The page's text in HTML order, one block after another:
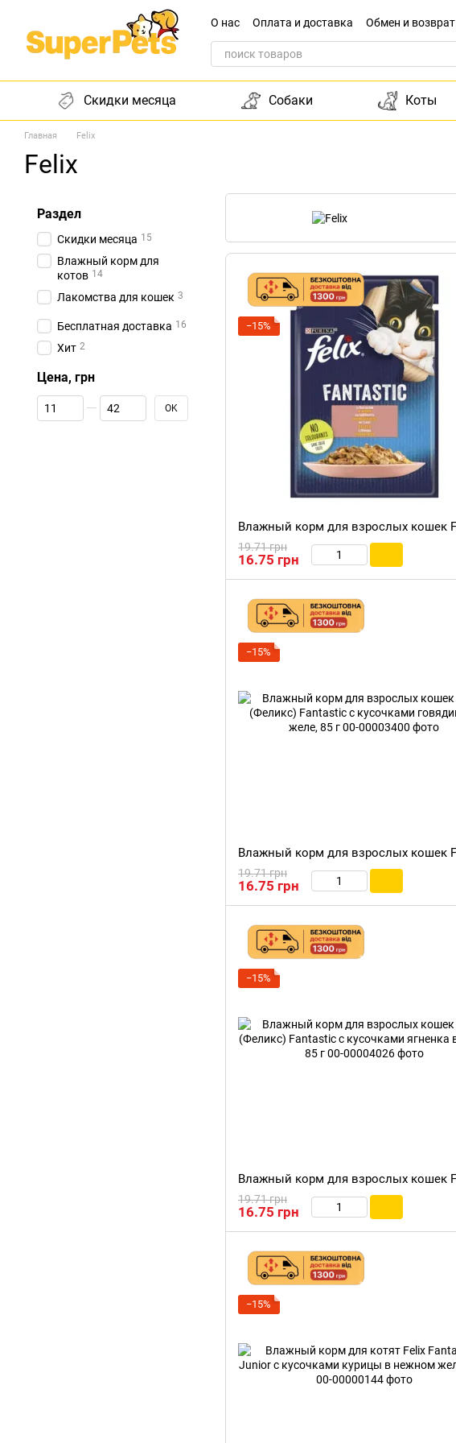
Перейти к основному контенту
О нас Оплата и доставка Обмен и возврат
Обращение к директору
Скидки месяца Собаки Коты
Главная Felix
Felix
−15%
19.71 грн
16.75 грн
−15%
19.71 грн
16.75 грн
−15%
19.71 грн
16.75 грн
−15%
Раздел
Скидки месяца 15
Влажный корм для
котов 14
Лакомства для кошек 3
Бесплатная доставка 16
Хит 2
Цена, грн
От Цена, грн
До Цена, грн OK